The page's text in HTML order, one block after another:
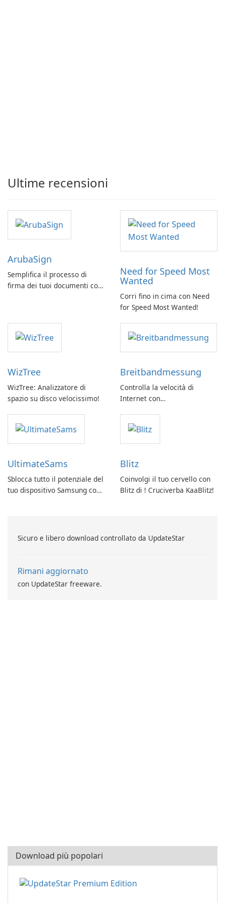
Ultime recensioni
ArubaSign
Semplifica il processo di
firma dei tuoi documenti con
Need for Speed Most
Wanted
Corri fino in cima con Need
for Speed Most Wanted!
WizTree
WizTree: Analizzatore di
spazio su disco velocissimo!
Breitbandmessung
Controlla la velocità di
Internet con
UltimateSams
Sblocca tutto il potenziale del
tuo dispositivo Samsung con
Blitz
Coinvolgi il tuo cervello con
Blitz di ! Cruciverba KaaBlitz!
Sicuro e libero download controllato da UpdateStar
Rimani aggiornato
con UpdateStar freeware.
Download più popolari